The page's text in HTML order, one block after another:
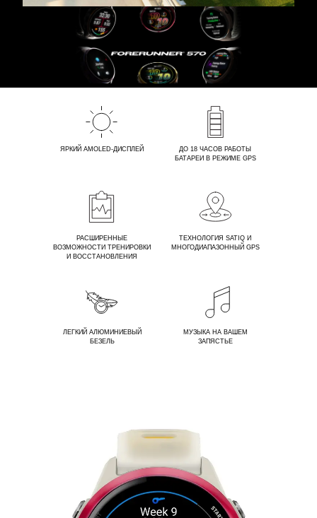
ЯРКИЙ AMOLED-ДИСПЛЕЙ
ДО 18 ЧАСОВ РАБОТЫ
БАТАРЕИ В РЕЖИМЕ GPS
РАСШИРЕННЫЕ
ВОЗМОЖНОСТИ ТРЕНИРОВКИ
И ВОССТАНОВЛЕНИЯ
МУЗЫКА НА ВАШЕМ
ЗАПЯСТЬЕ
ЛЕГКИЙ АЛЮМИНИЕВЫЙ
БЕЗЕЛЬ
ТЕХНОЛОГИЯ SATIQ И
МНОГОДИАПАЗОННЫЙ GPS